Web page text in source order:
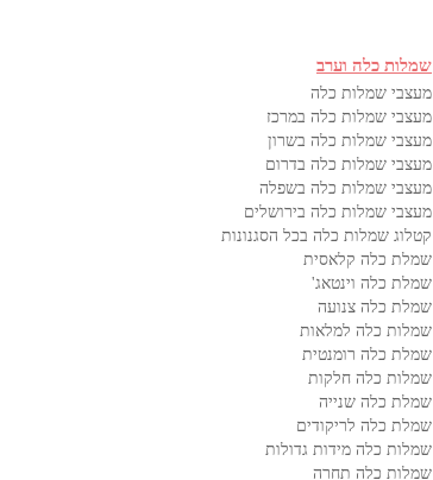
שמלות כלה וערב
מעצבי שמלות כלה
מעצבי שמלות כלה במרכז
מעצבי שמלות כלה בשרון
מעצבי שמלות כלה בדרום
מעצבי שמלות כלה בשפלה
מעצבי שמלות כלה בירושלים
קטלוג שמלות כלה בכל הסגנונות
שמלת כלה קלאסית
שמלת כלה וינטאג'
שמלת כלה צנועה
שמלות כלה למלאות
שמלת כלה רומנטית
שמלות כלה חלקות
שמלת כלה שנייה
שמלת כלה לריקודים
שמלות כלה מידות גדולות
שמלות כלה תחרה